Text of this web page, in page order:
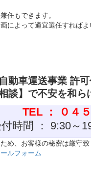
任もできます。
によって適宜選任すればよ
動車運送事業 許
談】で不安を和ら
TEL ： ０４
時間 ： 9:30～
め、お客様の秘密は厳守致
ールフォーム